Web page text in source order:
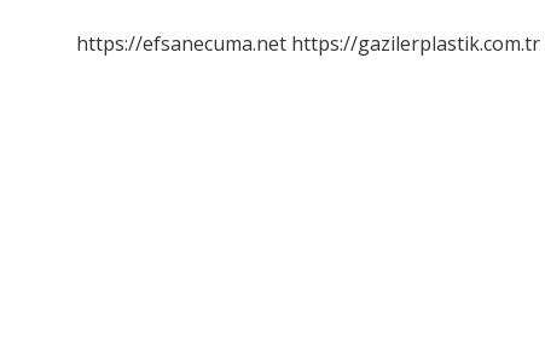
https://efsanecuma.net https://gazilerplastik.com.tr